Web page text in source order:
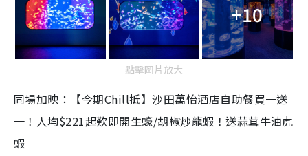
+10
點擊圖片放大
同場加映：【今期Chill抵】沙田萬怡酒店自助餐買一送
一！人均$221起歎即開生蠔/胡椒炒龍蝦！送蒜茸牛油虎
蝦